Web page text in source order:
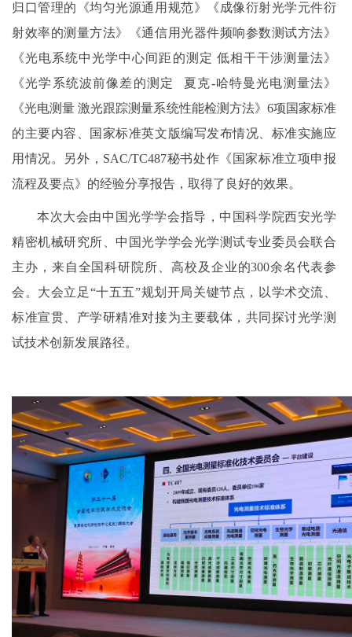
归口管理的《均匀光源通用规范》《成像衍射光学元件衍
射效率的测量方法》《通信用光器件频响参数测试方法》
《光电系统中光学中心间距的测定 低相干干涉测量法》
《光学系统波前像差的测定 夏克-哈特曼光电测量法》
《光电测量 激光跟踪测量系统性能检测方法》6项国家标准
的主要内容、国家标准英文版编写发布情况、标准实施应
用情况。另外，SAC/TC487秘书处作《国家标准立项申报
流程及要点》的经验分享报告，取得了良好的效果。
本次大会由中国光学学会指导，中国科学院西安光学
精密机械研究所、中国光学学会光学测试专业委员会联合
主办，来自全国科研院所、高校及企业的300余名代表参
会。大会立足“十五五”规划开局关键节点，以学术交流、
标准宣贯、产学研精准对接为主要载体，共同探讨光学测
试技术创新发展路径。